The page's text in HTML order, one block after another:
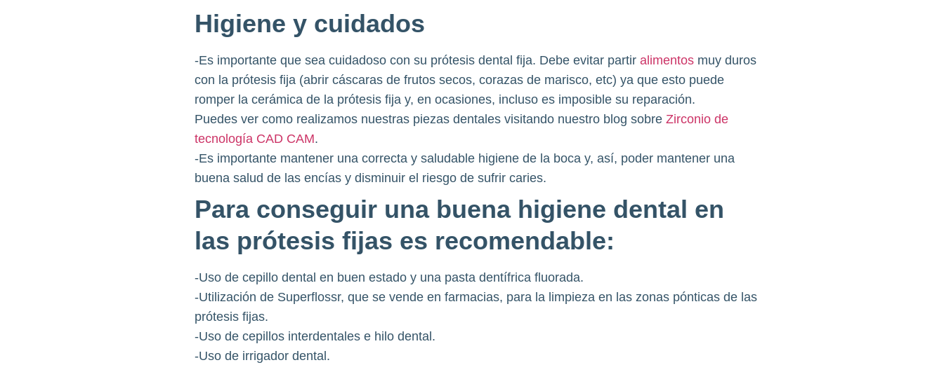
Higiene y cuidados
-Es importante que sea cuidadoso con su prótesis dental fija. Debe evitar partir alimentosmuy duros
con la prótesis fija (abrir cáscaras de frutos secos, corazas de marisco, etc) ya que esto puede
romper la cerámica de la prótesis fija y, en ocasiones, incluso es imposible su reparación.
Puedes ver como realizamos nuestras piezas dentales visitando nuestro blog sobre Zirconio de
tecnología CAD CAM.
-Es importante mantener una correcta y saludable higiene de la boca y, así, poder mantener una
buena salud de las encías y disminuir el riesgo de sufrir caries.
Para conseguir una buena higiene dental en
las prótesis fijas es recomendable:
-Uso de cepillo dental en buen estado y una pasta dentífrica fluorada.
-Utilización de Superflossr, que se vende en farmacias, para la limpieza en las zonas pónticas de las
prótesis fijas.
-Uso de cepillos interdentales e hilo dental.
-Uso de irrigador dental.